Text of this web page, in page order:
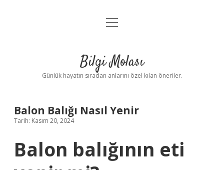
Anasayfa
Yasal Uyarı
menüyü
Bilgi Molası
Günlük hayatın sıradan anlarını özel kılan öneriler.
Balon Balığı Nasıl Yenir
Tarih: Kasım 20, 2024
Balon balığının eti